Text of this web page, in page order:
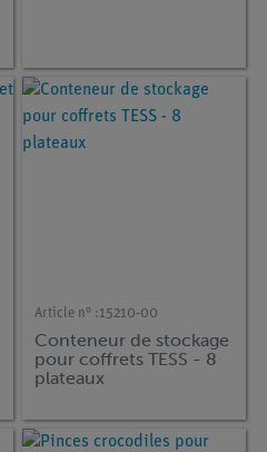
Article n° :15210-00
Conteneur de stockage
pour coffrets TESS - 8
plateaux